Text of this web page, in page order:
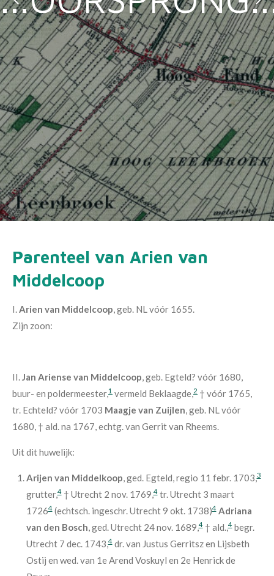
Parenteel van Arien van
Middelcoop
I.Arien van Middelcoop, geb. NL vóór 1655.
Zijn zoon:
II.Jan Ariense van Middelcoop, geb. Egteld? vóór 1680,
buur- en poldermeester,1 vermeld Beklaagde,2 † vóór 1765,
tr. Echteld? vóór 1703 Maagje van Zuijlen, geb. NL vóór
1680, † ald. na 1767, echtg. van Gerrit van Rheems.
Uit dit huwelijk:
Arijen van Middelkoop, ged. Egteld, regio 11 febr. 1703,3
grutter,4† Utrecht 2 nov. 1769,4tr. Utrecht 3 maart
17264(echtsch. ingeschr. Utrecht 9 okt. 1738)4 Adriana
van den Bosch, ged. Utrecht 24 nov. 1689,4† ald.,4begr.
Utrecht 7 dec. 1743,4dr. van Justus Gerritsz en Lijsbeth
Ostij en wed. van 1e Arend Voskuyl en 2e Henrick de